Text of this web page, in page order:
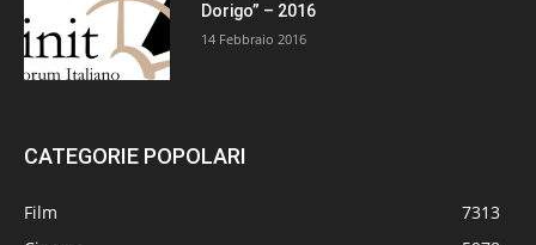
Dorigo” – 2016
14 Febbraio 2016
CATEGORIE POPOLARI
Film
7313